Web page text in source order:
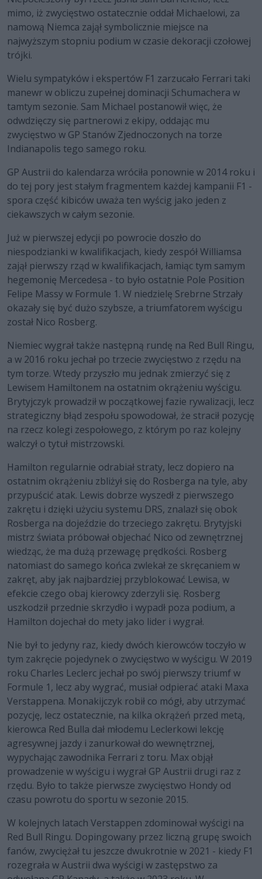
mimo, iż zwycięstwo ostatecznie oddał Michaelowi, za
namową Niemca zajął symbolicznie miejsce na
najwyższym stopniu podium w czasie dekoracji czołowej
trójki.
Wielu sympatyków i ekspertów F1 zarzucało Ferrari taki
manewr w obliczu zupełnej dominacji Schumachera w
tamtym sezonie. Sam Michael postanowił więc, że
odwdzięczy się partnerowi z ekipy, oddając mu
zwycięstwo w GP Stanów Zjednoczonych na torze
Indianapolis tego samego roku.
GP Austrii do kalendarza wróciła ponownie w 2014 roku i
do tej pory jest stałym fragmentem każdej kampanii F1 -
spora część kibiców uważa ten wyścig jako jeden z
ciekawszych w całym sezonie.
Już w pierwszej edycji po powrocie doszło do
niespodzianki w kwalifikacjach, kiedy zespół Williamsa
zajął pierwszy rząd w kwalifikacjach, łamiąc tym samym
hegemonię Mercedesa - to było ostatnie Pole Position
Felipe Massy w Formule 1. W niedzielę Srebrne Strzały
okazały się być dużo szybsze, a triumfatorem wyścigu
został Nico Rosberg.
Niemiec wygrał także następną rundę na Red Bull Ringu,
a w 2016 roku jechał po trzecie zwycięstwo z rzędu na
tym torze. Wtedy przyszło mu jednak zmierzyć się z
Lewisem Hamiltonem na ostatnim okrążeniu wyścigu.
Brytyjczyk prowadził w początkowej fazie rywalizacji, lecz
strategiczny błąd zespołu spowodował, że stracił pozycję
na rzecz kolegi zespołowego, z którym po raz kolejny
walczył o tytuł mistrzowski.
Hamilton regularnie odrabiał straty, lecz dopiero na
ostatnim okrążeniu zbliżył się do Rosberga na tyle, aby
przypuścić atak. Lewis dobrze wyszedł z pierwszego
zakrętu i dzięki użyciu systemu DRS, znalazł się obok
Rosberga na dojeździe do trzeciego zakrętu. Brytyjski
mistrz świata próbował objechać Nico od zewnętrznej
wiedząc, że ma dużą przewagę prędkości. Rosberg
natomiast do samego końca zwlekał ze skręcaniem w
zakręt, aby jak najbardziej przyblokować Lewisa, w
efekcie czego obaj kierowcy zderzyli się. Rosberg
uszkodził przednie skrzydło i wypadł poza podium, a
Hamilton dojechał do mety jako lider i wygrał.
Nie był to jedyny raz, kiedy dwóch kierowców toczyło w
tym zakręcie pojedynek o zwycięstwo w wyścigu. W 2019
roku Charles Leclerc jechał po swój pierwszy triumf w
Formule 1, lecz aby wygrać, musiał odpierać ataki Maxa
Verstappena. Monakijczyk robił co mógł, aby utrzymać
pozycję, lecz ostatecznie, na kilka okrążeń przed metą,
kierowca Red Bulla dał młodemu Leclerkowi lekcję
agresywnej jazdy i zanurkował do wewnętrznej,
wypychając zawodnika Ferrari z toru. Max objął
prowadzenie w wyścigu i wygrał GP Austrii drugi raz z
rzędu. Było to także pierwsze zwycięstwo Hondy od
czasu powrotu do sportu w sezonie 2015.
W kolejnych latach Verstappen zdominował wyścigi na
Red Bull Ringu. Dopingowany przez liczną grupę swoich
fanów, zwyciężał tu jeszcze dwukrotnie w 2021 - kiedy F1
rozegrała w Austrii dwa wyścigi w zastępstwo za